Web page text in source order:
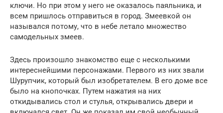
ключи. Но при этом у него не оказалось паяльника, и
всем пришлось отправиться в город. Змеевкой он
назывался потому, что в небе летало множество
самодельных змеев.
Здесь произошло знакомство еще с несколькими
интереснейшими персонажами. Первого из них звали
Шурупчик, который был изобретателем. В его доме все
было на кнопочках. Путем нажатия на них
откидывались стол и стулья, открывались двери и